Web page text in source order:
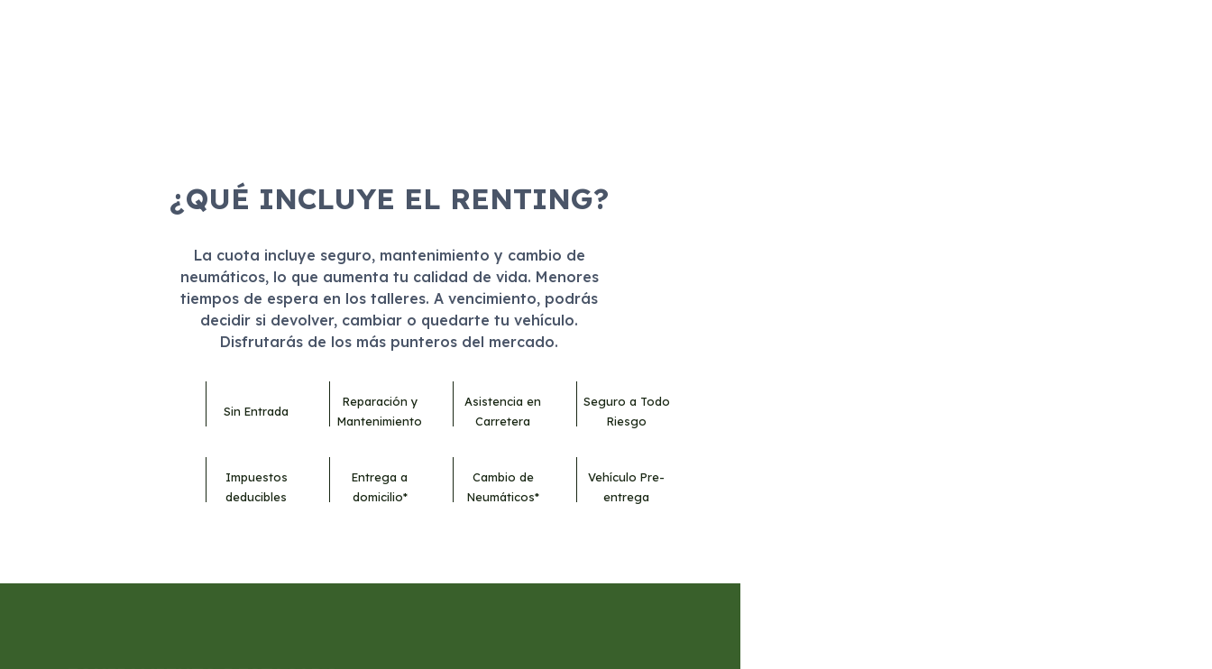
¿QUÉ INCLUYE EL RENTING?
La cuota incluye seguro, mantenimiento y cambio de
neumáticos, lo que aumenta tu calidad de vida. Menores
tiempos de espera en los talleres. A vencimiento, podrás
decidir si devolver, cambiar o quedarte tu vehículo.
Disfrutarás de los más punteros del mercado.
Sin Entrada
Reparación y
Mantenimiento
Asistencia en
Carretera
Seguro a Todo
Riesgo
Impuestos
deducibles
Entrega a
domicilio*
Cambio de
Neumáticos*
Vehículo Pre-
entrega